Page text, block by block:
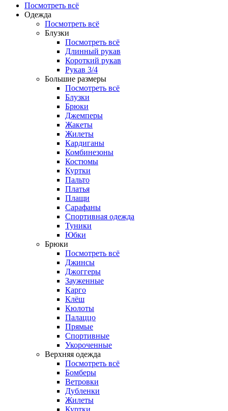
Посмотреть всё
Одежда
Посмотреть всё
Блузки
Посмотреть всё
Длинный рукав
Короткий рукав
Рукав 3/4
Большие размеры
Посмотреть всё
Блузки
Брюки
Джемперы
Жакеты
Жилеты
Кардиганы
Комбинезоны
Костюмы
Куртки
Пальто
Платья
Плащи
Сарафаны
Спортивная одежда
Туники
Юбки
Брюки
Посмотреть всё
Джинсы
Джоггеры
Зауженные
Карго
Клёш
Кюлоты
Палаццо
Прямые
Спортивные
Укороченные
Верхняя одежда
Посмотреть всё
Бомберы
Ветровки
Дубленки
Жилеты
Куртки